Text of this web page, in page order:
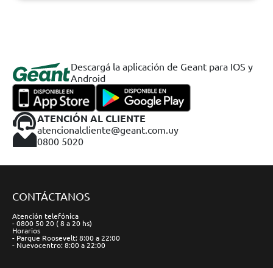
Descargá la aplicación de Geant para IOS y
Android
ATENCIÓN AL CLIENTE
atencionalcliente@geant.com.uy
0800 5020
CONTÁCTANOS
Atención telefónica
- 0800 50 20 ( 8 a 20 hs)
Horarios
- Parque Roosevelt: 8:00 a 22:00
- Nuevocentro: 8:00 a 22:00